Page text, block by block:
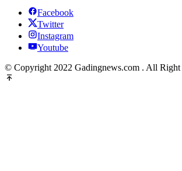
Facebook
Twitter
Instagram
Youtube
© Copyright 2022 Gadingnews.com . All Right